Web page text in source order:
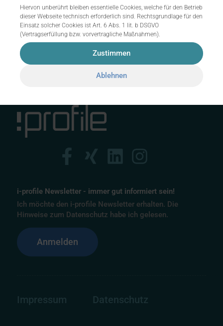
Hiervon unberührt bleiben essentielle Cookies, welche für den Betrieb
dieser Webseite technisch erforderlich sind. Rechtsgrundlage für den
Einsatz solcher Cookies ist Art. 6 Abs. 1 lit. b DSGVO
(Vertragserfüllung bzw. vorvertragliche Maßnahmen).
Zustimmen
Ablehnen
Teamarbeit und Innovation fördert.
Von Lisa-Marie Anders Einstieg Design
Thinking gilt als DAS Tool[…]
0
i-profile Newsletter - immer gut informiert sein!
Ich möchte den i-profile Newsletter erhalten. Die
Hinweise zum Datenschutz habe ich gelesen.
Anmelden
Impressum Datenschutz